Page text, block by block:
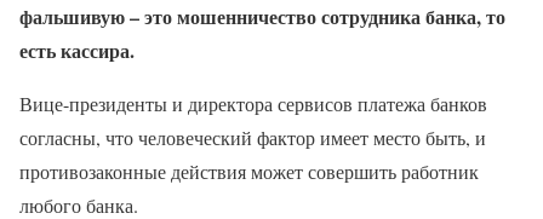
фальшивую – это мошенничество сотрудника банка, то
есть кассира.
Вице-президенты и директора сервисов платежа банков
согласны, что человеческий фактор имеет место быть, и
противозаконные действия может совершить работник
любого банка.